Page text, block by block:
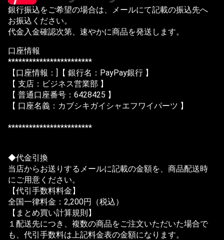
銀行振込をご希望の場合は、メールにて記載の振込先へ
お振込ください。
代金入金確認次第、速やかに商品を発送します。
口座情報
************************
【口座情報：]【 銀行名：PayPay銀行 】
【 支店：ビジネス営業部 】
【 普通口座番号：6428425 】
【 口座名義：カブシキガイシャエフワイパーツ 】
************************
◆代金引換
当店からお送りするメールに記載の金額を、商品配送時
にご用意ください。
【代引手数料料金】
全国一律料金：2,200円（税込）
【まとめ買い計算規則】
１配送先につき、複数の商品をご注文いただいた場合で
も、代引手数料は上記料金表の金額になります。